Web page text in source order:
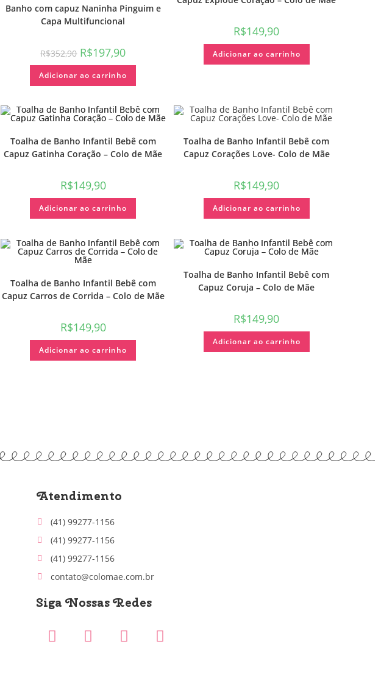
Banho com capuz Naninha Pinguim e
Capa Multifuncional
R$352,90 R$197,90
Adicionar ao carrinho
R$149,90
Adicionar ao carrinho
Toalha de Banho Infantil Bebê com
Capuz Gatinha Coração – Colo de Mãe
R$149,90
Adicionar ao carrinho
Toalha de Banho Infantil Bebê com
Capuz Corações Love- Colo de Mãe
R$149,90
Adicionar ao carrinho
Toalha de Banho Infantil Bebê com
Capuz Carros de Corrida – Colo de Mãe
R$149,90
Adicionar ao carrinho
Toalha de Banho Infantil Bebê com
Capuz Coruja – Colo de Mãe
R$149,90
Adicionar ao carrinho
Atendimento
(41) 99277-1156
(41) 99277-1156
(41) 99277-1156
contato@colomae.com.br
Siga Nossas Redes